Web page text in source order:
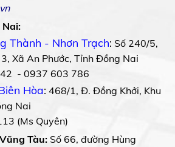
Thành - Nhơn Trạch: Số 240/5,
Xã An Phước, Tỉnh Đồng Nai
- 0937 603 786
Hòa: 468/1, Đ. Đồng Khởi, Khu
Nai
(Ms Quyên)
Tàu: Số 66, đường Hùng